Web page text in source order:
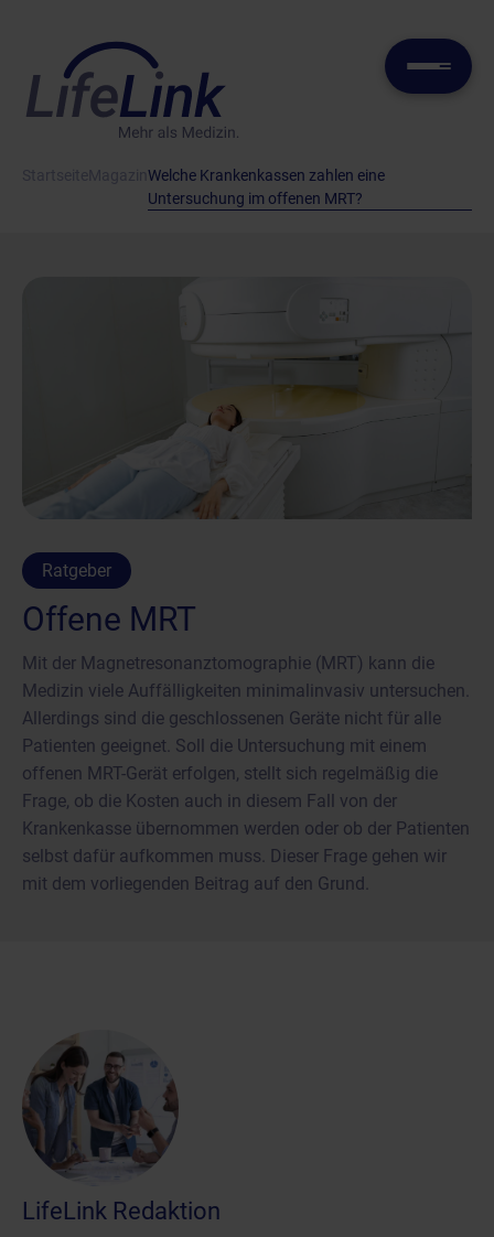
Welche Krankenkassen zahlen eine
Untersuchung im offenen MRT?
Ratgeber
Offene MRT
Mit der Magnetresonanztomographie (MRT) kann die
Medizin viele Auffälligkeiten minimalinvasiv untersuchen.
Allerdings sind die geschlossenen Geräte nicht für alle
Patienten geeignet. Soll die Untersuchung mit einem
offenen MRT-Gerät erfolgen, stellt sich regelmäßig die
Frage, ob die Kosten auch in diesem Fall von der
Krankenkasse übernommen werden oder ob der Patienten
selbst dafür aufkommen muss. Dieser Frage gehen wir
mit dem vorliegenden Beitrag auf den Grund.
LifeLink Redaktion